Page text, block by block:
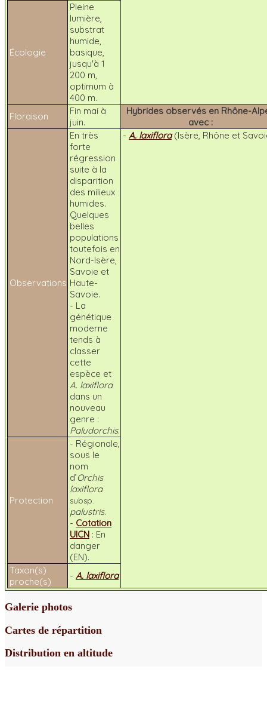
Écologie
Pleine
lumière,
substrat
humide,
basique,
jusqu'à 1
200 m,
optimum à
400 m.
Floraison
Fin mai à
juin.
Hybrides observés en Rhône-
avec :
Observations
En très
forte
régression
suite à la
disparition
des milieux
humides.
Quelques
belles
populations
toutefois en
Nord-Isère,
Savoie et
Haute-
Savoie.
- La
génétique
moderne
tends à
classer
cette
espèce et
A. laxiflora
dans un
nouveau
genre :
Paludorchis.
- A. laxiflora(Isère, Rhône et
Protection
- Régionale,
sous le
nom
d’Orchis
laxiflora
subsp.
palustris.
- Cotation
UICN : En
danger
(EN).
Taxon(s)
proche(s)
- A. laxiflora
Galerie photos
Cartes de répartition
Distribution en altitude